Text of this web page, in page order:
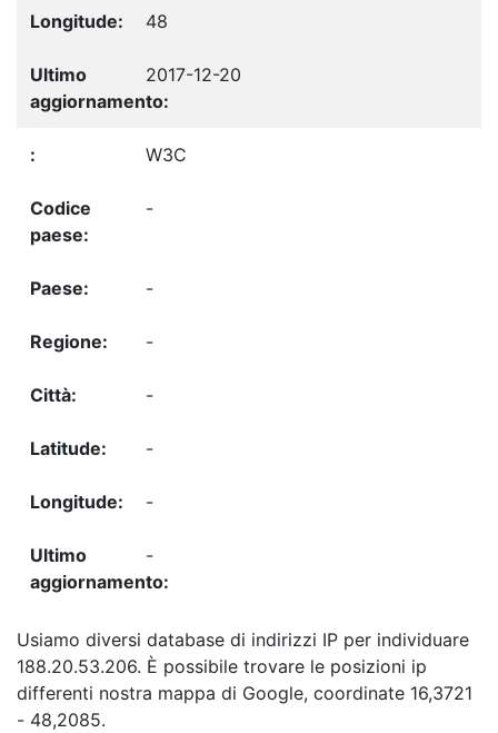
48
2017-12-20
W3C
-
-
-
-
-
-
-
Usiamo diversi database di indirizzi IP per individuare
188.20.53.206. È possibile trovare le posizioni ip
differenti nostra mappa di Google, coordinate 16,3721
- 48,2085.